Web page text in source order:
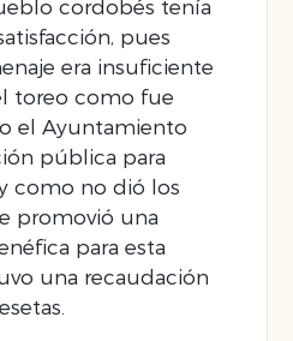
cordobés tenía
pues
era insuficiente
toreo como fue
el Ayuntamiento
pública para
como no dió los
promovió una
para esta
una recaudación